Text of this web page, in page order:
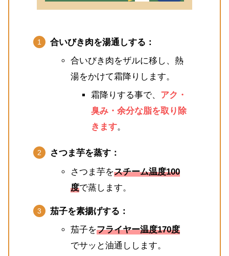
合いびき肉を湯通しする：
合いびき肉をザルに移し、熱
湯をかけて霜降りします。
霜降りする事で、 アク・
臭み・余分な脂を取り除
きます。
さつま芋を蒸す：
さつま芋をスチーム温度100
度で蒸します。
茄子を素揚げする：
茄子をフライヤー温度170度
でサッと油通しします。